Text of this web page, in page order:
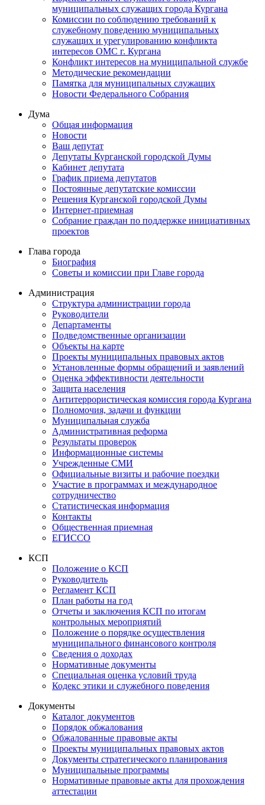
муниципальных служащих города Кургана
Комиссии по соблюдению требований к
служебному поведению муниципальных
служащих и урегулированию конфликта
интересов ОМС г. Кургана
Конфликт интересов на муниципальной службе
Методические рекомендации
Памятка для муниципальных служащих
Новости Федерального Cобрания
Дума
Общая информация
Новости
Ваш депутат
Депутаты Курганской городской Думы
Кабинет депутата
График приема депутатов
Постоянные депутатские комиссии
Решения Курганской городской Думы
Интернет-приемная
Собрание граждан по поддержке инициативных
проектов
Глава города
Биография
Советы и комиссии при Главе города
Администрация
Структура администрации города
Руководители
Департаменты
Подведомственные организации
Объекты на карте
Проекты муниципальных правовых актов
Установленные формы обращений и заявлений
Оценка эффективности деятельности
Защита населения
Антитеррористическая комиссия города Кургана
Полномочия, задачи и функции
Муниципальная служба
Административная реформа
Результаты проверок
Информационные системы
Учрежденные СМИ
Официальные визиты и рабочие поездки
Участие в программах и международное
сотрудничество
Статистическая информация
Контакты
Общественная приемная
ЕГИССО
КСП
Положение о КСП
Руководитель
Регламент КСП
План работы на год
Отчеты и заключения КСП по итогам
контрольных мероприятий
Положение о порядке осуществления
муниципального финансового контроля
Сведения о доходах
Нормативные документы
Специальная оценка условий труда
Кодекс этики и служебного поведения
Документы
Каталог документов
Порядок обжалования
Обжалованные правовые акты
Проекты муниципальных правовых актов
Документы стратегического планирования
Муниципальные программы
Нормативные правовые акты для прохождения
аттестации